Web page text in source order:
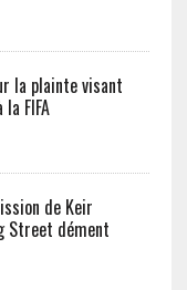
la plainte visant
FIFA
de Keir
Street dément